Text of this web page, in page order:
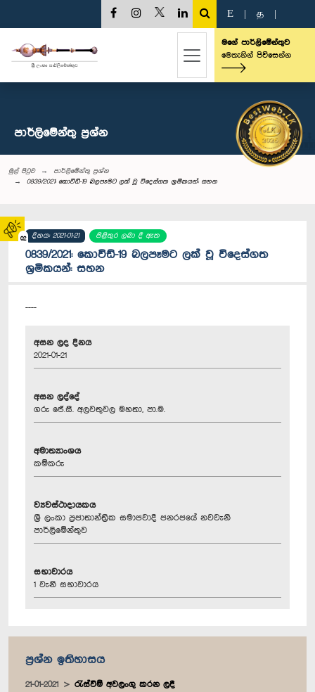
02
E த
මගේ පාර්ලිමේන්තුව
මෙතැනින් පිවිසෙන්න
පාර්ලි‌මේන්තු‌ ප්‍රශ්න
මුල් පිටුව
පාර්ලි‌මේන්තු‌ ප්‍රශ්න
0839/2021: කොවිඩ්-19 බලපෑමට ලක් වූ විදෙස්ගත ශ්‍රමිකයන්: සහන
දිනය: 2021-01-21 පිළිතුර ලබා දී ඇත
0839/2021: කොවිඩ්-19 බලපෑමට ලක් වූ විදෙස්ගත
ශ්‍රමිකයන්: සහන
----
අසන ලද දිනය
2021-01-21
අසන ලද්දේ
ගරු ජේ.සී. අලවතුවල මහතා, පා.ම.
අමාත්‍යාංශය
කම්කරු
ව්‍යවස්ථාදායකය
ශ්‍රී ලංකා ප්‍රජාතාන්ත්‍රික සමාජවාදී ජනරජයේ නවවැනි
පාර්ලිමේන්තුව
සභාවාරය
1 වැනි සභාවාරය
ප්‍රශ්න ඉතිහාසය
21-01-2021 රැස්වීම් අවලංගු කරන ලදී